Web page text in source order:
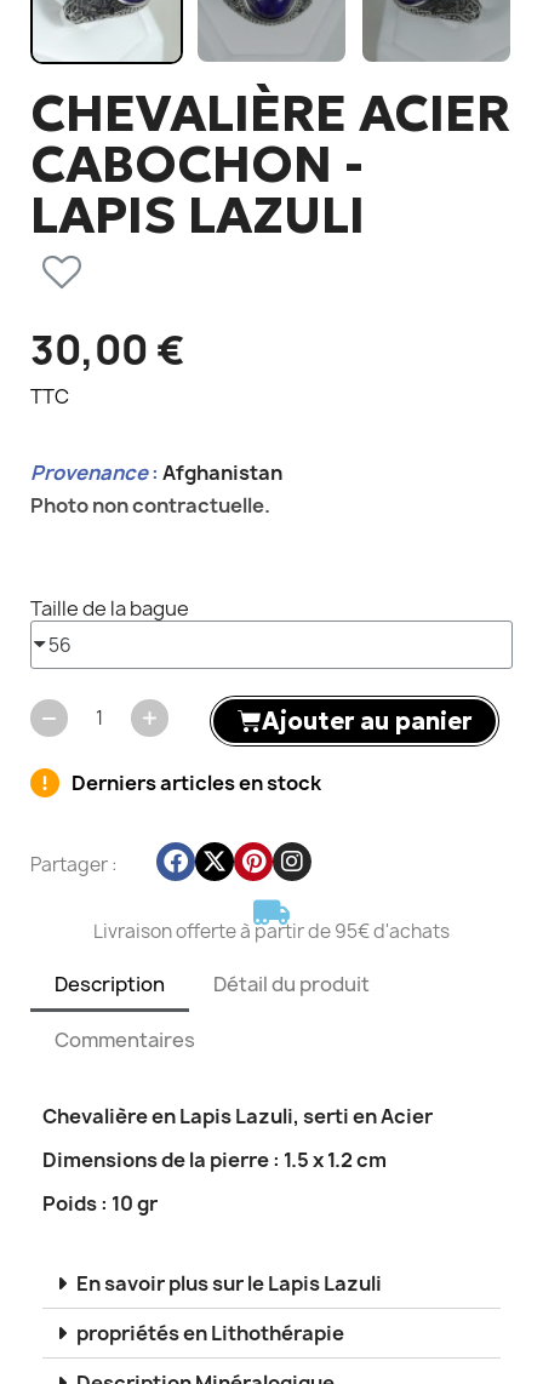
CHEVALIÈRE ACIER
CABOCHON -
LAPIS LAZULI
30,00 €
TTC
Provenance: Afghanistan
Photo non contractuelle.
Taille de la bague
Ajouter au panier
Derniers articles en stock
Partager :
Livraison offerte à partir de 95€ d'achats
Description Détail du produit
Commentaires
Chevalière en Lapis Lazuli, serti en Acier
Dimensions de la pierre : 1.5 x 1.2 cm
Poids : 10 gr
En savoir plus sur le Lapis Lazuli
propriétés en Lithothérapie